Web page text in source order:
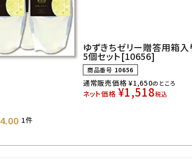
ゆずきちゼリー贈答用箱入
5個セット[10656]
商品番号 10656
通常販売価格 ¥1,650のところ
ネット価格 ¥1,518税込
4.00 1